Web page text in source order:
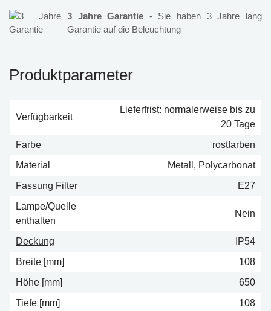
3 Jahre Garantie - Sie haben 3 Jahre lang
Garantie auf die Beleuchtung
Produktparameter
Verfügbarkeit
Lieferfrist: normalerweise bis zu
20 Tage
Farbe
rostfarben
Material
Metall, Polycarbonat
Fassung Filter
E27
Lampe/Quelle
enthalten
Nein
Deckung
IP54
Breite [mm]
108
Höhe [mm]
650
Tiefe [mm]
108